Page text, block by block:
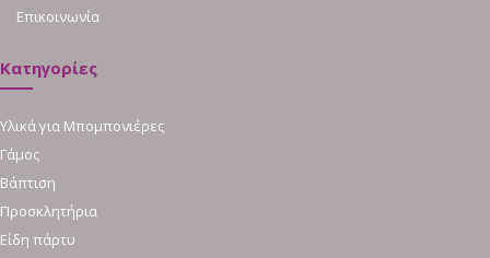
Επικοινωνία
Κατηγορίες
Υλικά για Μπομπονιέρες
Γάμος
Βάπτιση
Προσκλητήρια
Είδη πάρτυ